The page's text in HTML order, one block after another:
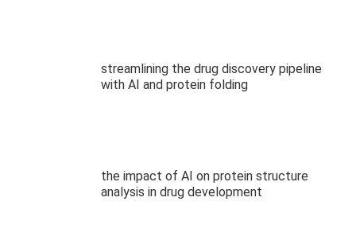
streamlining the drug discovery pipeline
with AI and protein folding
the impact of AI on protein structure
analysis in drug development